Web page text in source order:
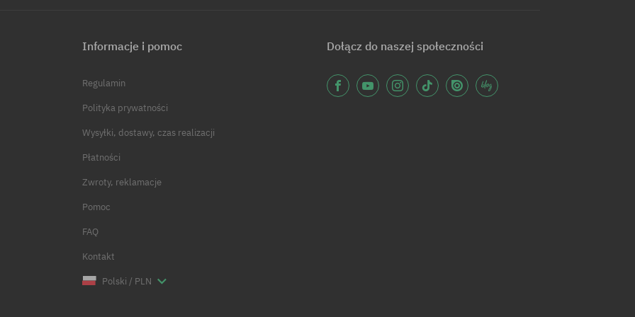
Informacje i pomoc
Regulamin
Polityka prywatności
Wysyłki, dostawy, czas realizacji
Płatności
Zwroty, reklamacje
Pomoc
FAQ
Kontakt
Polski / PLN
Dołącz do naszej społeczności